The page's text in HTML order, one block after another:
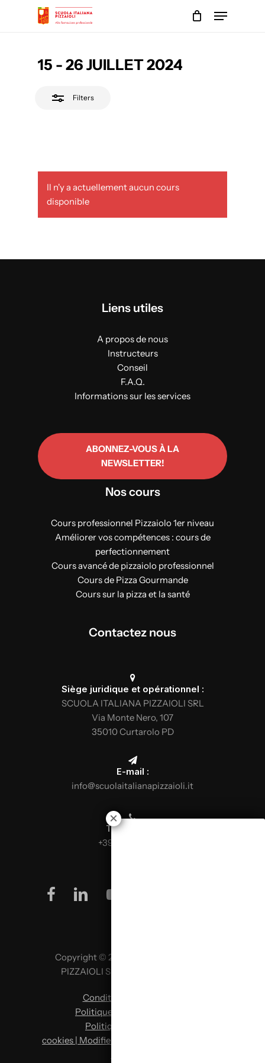
Menu
15 - 26 JUILLET 2024
Filters
Il n'y a actuellement aucun cours
disponible
Liens utiles
A propos de nous
Instructeurs
Conseil
F.A.Q.
Informations sur les services
ABONNEZ-VOUS À LA
NEWSLETTER!
Nos cours
Cours professionnel Pizzaiolo 1er niveau
Améliorer vos compétences : cours de
perfectionnement
Cours avancé de pizzaiolo professionnel
Cours de Pizza Gourmande
Cours sur la pizza et la santé
Contactez nous
Siège juridique et opérationnel :
SCUOLA ITALIANA PIZZAIOLI SRL
Via Monte Nero, 107
35010 Curtarolo PD
E-mail :
info@scuolaitalianapizzaioli.it
Téléphone :
+39 0499624665
facebook
linkedinyoutube
Copyright © 2026 SCUOLA ITALIANA
PIZZAIOLI SRL P. IVA 02957980341
Conditions d’utilisation
Politique de confidentialité
Politique en matière de
cookies | Modifier les préférences en matière